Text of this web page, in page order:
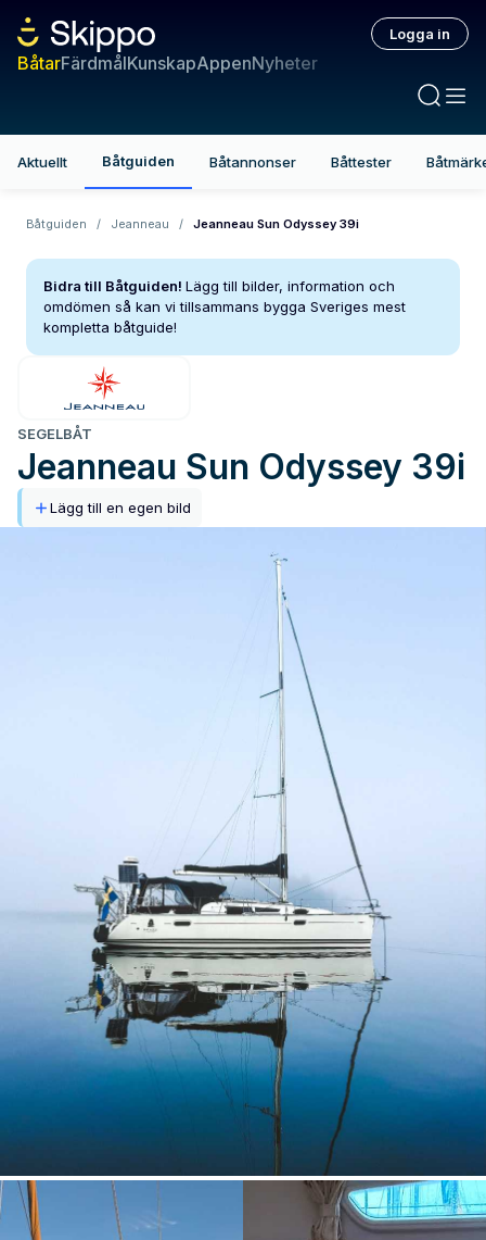
BåtarFärdmålKunskapAppenNyheter
Logga in
Aktuellt Båtguiden Båtannonser Båttester
Båtguiden / Jeanneau / Jeanneau Sun Odyssey 39i
Bidra till Båtguiden! Lägg till bilder, information och
omdömen så kan vi tillsammans bygga Sveriges mest
kompletta båtguide!
SEGELBÅT
Jeanneau Sun Odyssey 39i
Lägg till en egen bild